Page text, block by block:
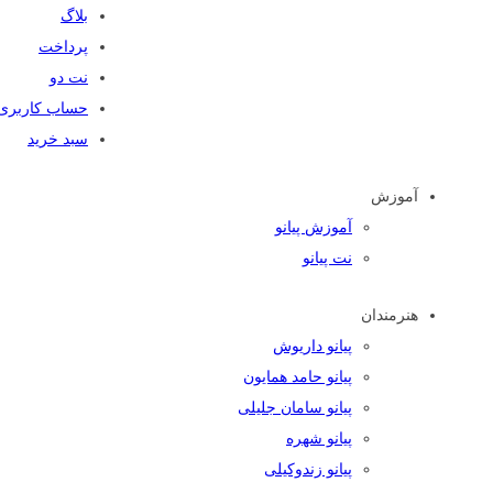
بلاگ
پرداخت
نت دو
حساب
سبد خرید
آموزش
آموزش پیانو
نت پیانو
هنرمندان
پیانو داریوش
پیانو حامد همایون
پیانو سامان جلیلی
پیانو شهره
پیانو زندوکیلی